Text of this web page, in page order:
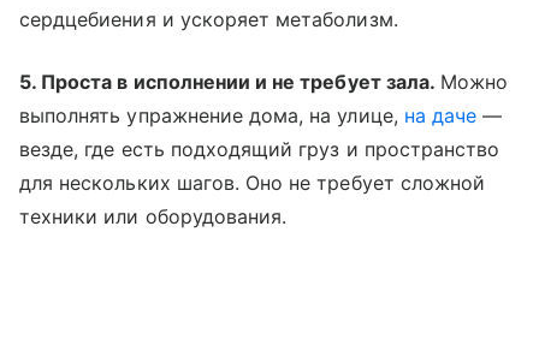
сердцебиения и ускоряет метаболизм.
5. Проста в исполнении и не требует зала. Можно
выполнять упражнение дома, на улице, на даче —
везде, где есть подходящий груз и пространство
для нескольких шагов. Оно не требует сложной
техники или оборудования.